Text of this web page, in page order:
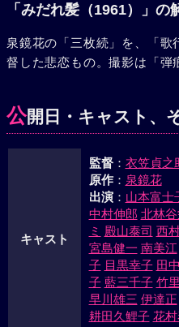
根に誘った。一方、貞子と
知り料亭相模屋で二人は再会
吉がとびこんできた。彼は光
夏子の脇腹にささってしまっ
いう前夜、愛吉に手をとられ
「みだれ髪（1961）」の
泉鏡花の「三枚続」を、「歌
督した悲恋もの。撮影は「弾
公開日・キャスト、
キャスト
監督： 衣笠貞之
原作： 泉鏡花
出演： 山本富士
中村伸郎 北林
ミ 殿山泰司 西
宮島健一 南美江
子 目黒幸子 田
子 藍三千子 竹
早川雄三 伊達正
耕田久鯉子 花